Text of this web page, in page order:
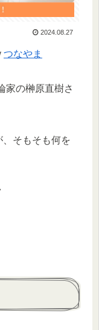
2024.08.27
つなやま
家の榊原直樹さ
そもそも何を